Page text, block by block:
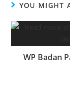
YOU MIGHT
WP Badan